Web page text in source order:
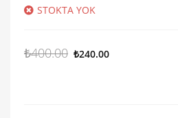
STOKTA YOK
₺400.00 ₺240.00